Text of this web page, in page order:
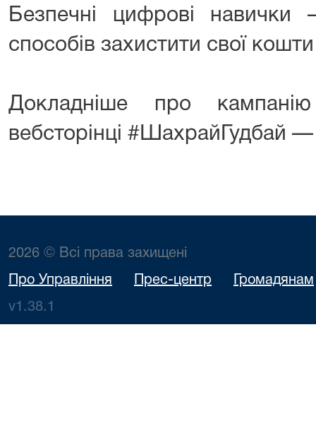
Безпечні цифрові
способів захистити свої
Докладніше про
вебсторінці #ШахрайГудбай
2026 © Всі права захищені
Про Управління Прес-центр Громадянам
v1.38.1